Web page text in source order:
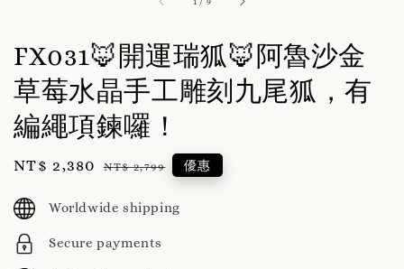
FX031🦊開運瑞狐🦊阿魯沙金
草莓水晶手工雕刻九尾狐，有
編繩項鍊囉！
Sale
NT$ 2,380 Regular
NT$ 2,799 優惠
Worldwide shipping
Secure payments